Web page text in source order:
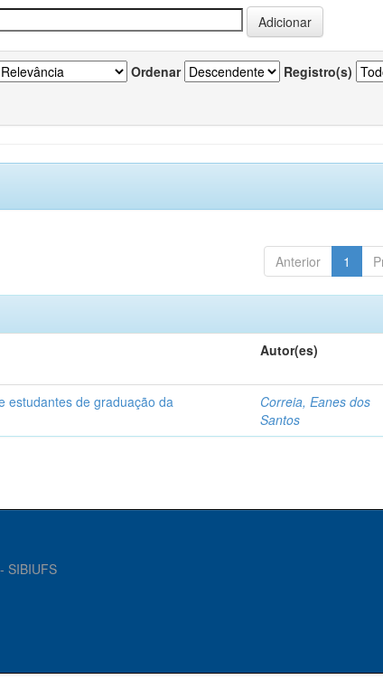
Ordenar Registro(s)
Anterior 1
Autor(es)
estudantes de graduação da
Correia, Eanes dos
Santos
SIBIUFS